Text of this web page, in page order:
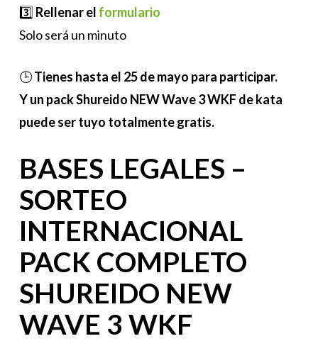
3️⃣ Rellenar el formulario
Solo será un minuto
🕒Tienes hasta el 25 de mayo para participar.
Y un pack Shureido NEW Wave 3 WKF de kata
puede ser tuyo totalmente gratis.
BASES LEGALES –
SORTEO
INTERNACIONAL
PACK COMPLETO
SHUREIDO NEW
WAVE 3 WKF